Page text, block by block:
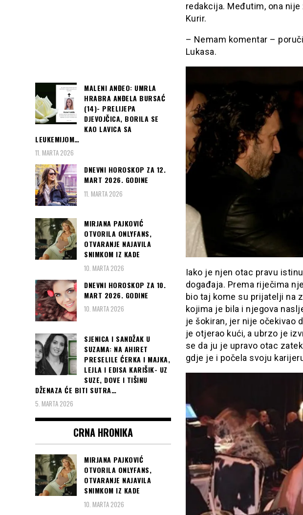
redakcija. Međutim, ona
Kurir.
– Nemam komentar –
Lukasa.
Iako je njen otac pravu
događaja. Prema riječima
bio taj kome su prijatelji na
kojima je bila i njegova
je šokiran, jer nije očekivao
je otjerao kući, a ubrzo je
se da ju je upravo otac
gdje je i počela svoju
MALENI ANĐEO: UMRLA
HRABRA ANĐELA BURSAĆ
(14)- PRELIJEPA
DJEVOJČICA, BORILA SE
KAO LAVICA SA
LEUKEMIJOM…
11. MARTA 2026
DNEVNI HOROSKOP ZA 12.
MART 2026. GODINE
11. MARTA 2026
MIRJANA PAJKOVIĆ
OTVORILA ONLYFANS,
OTVARANJE NAJAVILA
SNIMKOM IZ KADE
10. MARTA 2026
DNEVNI HOROSKOP ZA 10.
MART 2026. GODINE
10. MARTA 2026
SJENICA I SANDŽAK U
SUZAMA: NA AHIRET
PRESELILE ĆERKA I MAJKA,
LEJLA I EDISA KARIŠIK- UZ
SUZE, DOVE I TIŠINU
DŽENAZA ĆE BITI SUTRA…
5. MARTA 2026
CRNA HRONIKA
MIRJANA PAJKOVIĆ
OTVORILA ONLYFANS,
OTVARANJE NAJAVILA
SNIMKOM IZ KADE
10. MARTA 2026